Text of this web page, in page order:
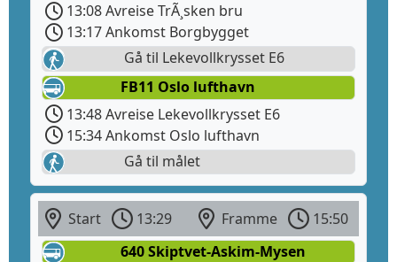
13:08 Avreise TrÃ¸sken bru
13:17 Ankomst Borgbygget
Gå til Lekevollkrysset E6
FB11 Oslo lufthavn
13:48 Avreise Lekevollkrysset E6
15:34 Ankomst Oslo lufthavn
Gå til målet
Start 13:29 Framme
15:50
640 Skiptvet-Askim-Mysen